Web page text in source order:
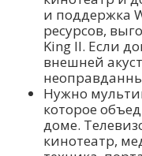
и поддержка
ресурсов,
King II. Если
внешней
Нужно
которое
доме.
кинотеатр,